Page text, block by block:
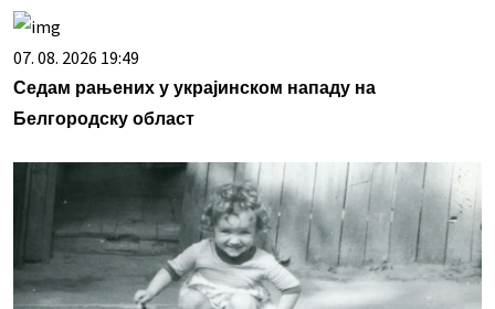
07. 08. 2026 19:49
Седам рањених у украјинском нападу на
Белгородску област